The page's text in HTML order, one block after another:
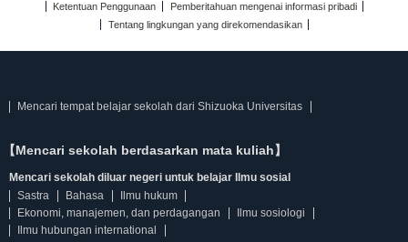
Ketentuan Penggunaan
Pemberitahuan mengenai informasi pribadi
Tentang lingkungan yang direkomendasikan
Mencari tempat belajar sekolah dari Shizuoka Universitas
【Mencari sekolah berdasarkan mata kuliah】
Mencari sekolah diluar negeri untuk belajar Ilmu sosial
Sastra
Bahasa
Ilmu hukum
Ekonomi, manajemen, dan perdagangan
Ilmu sosiologi
Ilmu hubungan international